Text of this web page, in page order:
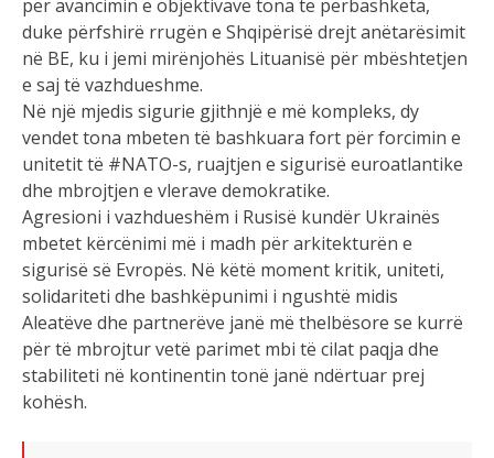
për avancimin e objektivave tona të përbashkëta,
duke përfshirë rrugën e Shqipërisë drejt anëtarësimit
në BE, ku i jemi mirënjohës Lituanisë për mbështetjen
e saj të vazhdueshme.
Në një mjedis sigurie gjithnjë e më kompleks, dy
vendet tona mbeten të bashkuara fort për forcimin e
unitetit të #NATO-s, ruajtjen e sigurisë euroatlantike
dhe mbrojtjen e vlerave demokratike.
Agresioni i vazhdueshëm i Rusisë kundër Ukrainës
mbetet kërcënimi më i madh për arkitekturën e
sigurisë së Evropës. Në këtë moment kritik, uniteti,
solidariteti dhe bashkëpunimi i ngushtë midis
Aleatëve dhe partnerëve janë më thelbësore se kurrë
për të mbrojtur vetë parimet mbi të cilat paqja dhe
stabiliteti në kontinentin tonë janë ndërtuar prej
kohësh.